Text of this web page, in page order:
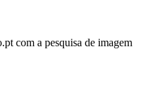
com a pesquisa de imagem